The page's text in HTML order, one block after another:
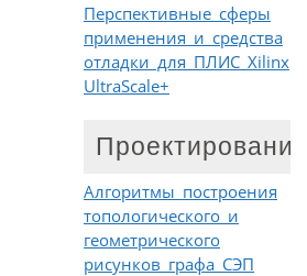
Перспективные сферы
применения и средства
отладки для ПЛИС Xilinx
UltraScale+
Алгоритмы построения
топологического и
геометрического
рисунков графа СЭП